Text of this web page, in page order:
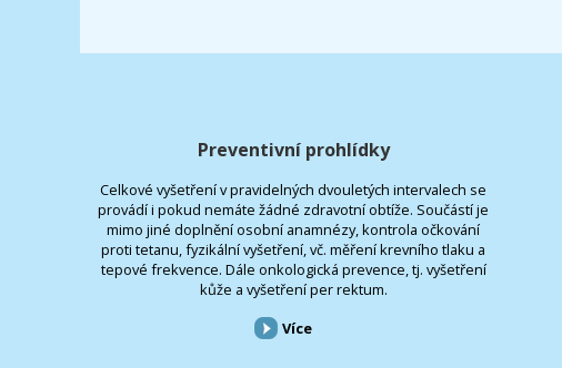
Preventivní prohlídky
Celkové vyšetření v pravidelných dvouletých intervalech se
provádí i pokud nemáte žádné zdravotní obtíže. Součástí je
mimo jiné doplnění osobní anamnézy, kontrola očkování
proti tetanu, fyzikální vyšetření, vč. měření krevního tlaku a
tepové frekvence. Dále onkologická prevence, tj. vyšetření
kůže a vyšetření per rektum.
Více